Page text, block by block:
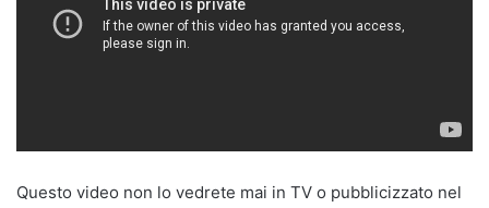
Questo video non lo vedrete mai in TV o pubblicizzato nel